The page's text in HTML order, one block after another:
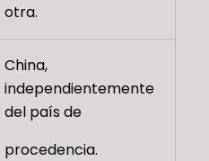
otra.
China,
independientemente
del país de
procedencia.